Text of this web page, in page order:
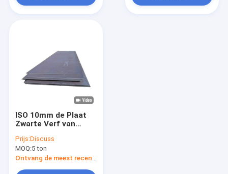
Gegalvaniseerde Staalbuis
Gegalvaniseerde Staalrol
De Rol van PPGI PPGL
Het Profiel van de staalstructuur
Gegalvaniseerde staaldraad
ISO 10mm de Plaat
Zwarte Verf van
Vloeistaalplaat voor
Economiser
Prijs:Discuss
MOQ:5 ton
Ontvang de meest recente Prijs